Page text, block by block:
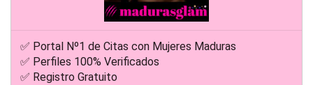
✅ Portal Nº1 de Citas con Mujeres Maduras
✅ Perfiles 100% Verificados
✅ Registro Gratuito